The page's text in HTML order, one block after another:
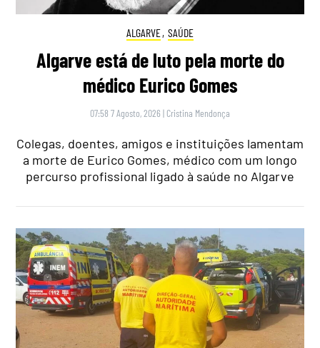
ALGARVE, SAÚDE
Algarve está de luto pela morte do
médico Eurico Gomes
07:58 7 Agosto, 2026 | Cristina Mendonça
Colegas, doentes, amigos e instituições lamentam
a morte de Eurico Gomes, médico com um longo
percurso profissional ligado à saúde no Algarve